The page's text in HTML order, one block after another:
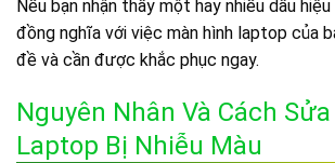
Nếu bạn nhận thấy một hay nhiều dấu
đồng nghĩa với việc màn hình laptop của
đề và cần được khắc phục ngay.
Nguyên Nhân Và Cách
Laptop Bị Nhiễu Màu